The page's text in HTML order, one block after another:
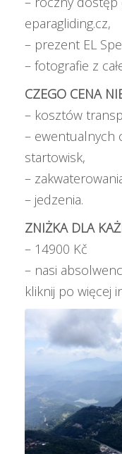
eparagliding.cz,
– prezent EL
– fotografie z
CZEGO CENA
– kosztów
– ewentualnych
startowisk,
–
– jedzenia.
ZNIŻKA DLA
– 14900 Kč
– nasi
kliknij po więcej